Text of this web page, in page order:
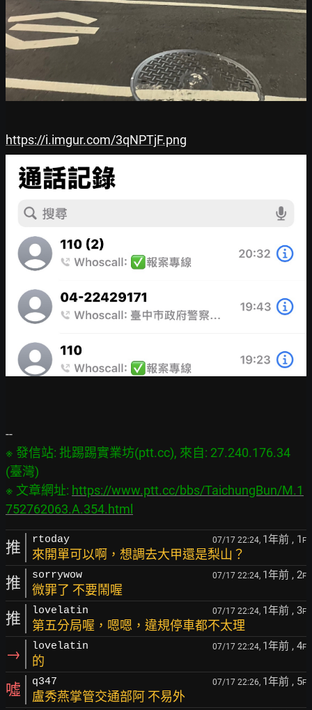
https://i.imgur.com/3qNPTjF.png
※ 發信站: 批踢踢實業坊(ptt.cc), 來自: 27.240.176.34
(臺灣)
※ 文章網址: https://www.ptt.cc/bbs/TaichungBun/M.1
752762063.A.354.html
推 rtoday 07/17 22:24, 1年前 , 1 F
來開單可以啊，想調去大甲還是梨山？
推 sorrywow 07/17 22:24, 1年前 , 2F
微罪了 不要鬧喔
推 lovelatin 07/17 22:24, 1年前 , 3F
第五分局喔，嗯嗯，違規停車都不太理
→ lovelatin 07/17 22:24, 1年前 , 4F
的
噓 q347 07/17 22:26, 1年前 , 5F
盧秀燕掌管交通部阿 不易外